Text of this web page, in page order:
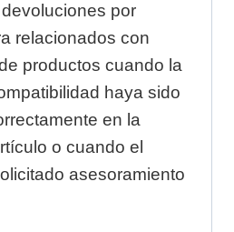
por
relacionados con
productos cuando la
haya sido
en la
o cuando el
asesoramiento